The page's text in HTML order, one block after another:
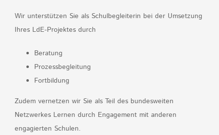
Wir unterstützen Sie als Schulbegleiterin bei der Umsetzung
Ihres LdE-Projektes durch
Beratung
Prozessbegleitung
Fortbildung
Zudem vernetzen wir Sie als Teil des bundesweiten
Netzwerkes Lernen durch Engagement mit anderen
engagierten Schulen.